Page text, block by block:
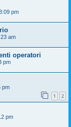
pm
am
operatori
pm
pm
1 2
pm